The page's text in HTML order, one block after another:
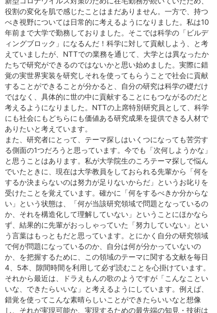
役割の変化を肌で感じたことはまだありません。一方で、持つ
べき視野については日常的に考えるようになりました。私は10
年前まで大学で勤務しておりました。そこでは科学の「ビルデ
ィングブロック」になるんだ！科学に対して貢献しよう、と考
えていましたが、NTTでの業務を通じて、大学とは異なったか
たちで研究ができるのではないかと思い始めました。実際に錯
覚の実世界実装を研究しそれを使ってもらうことで社会に貢献
することができることが分かると、自分の研究は科学の礎だけ
ではなく、具体的に世の中に貢献することにもつながるのだと
考えるようになりました。NTTの上席特別研究員として、科学
にも社会にもどちらにも価値ある研究成果を提供できる人材で
ありたいと考えています。
また、研究者にとって、テーマ探しはいくつになっても苦労す
る側面の1つだろうと思っています。今でも「次何しようかな」
と思うことはあります。私が大学院生のころテーマ探しで悩ん
でいたときに、現在は大学教員をしておられる先輩から「何を
するか決まらないのは努力が足りないからだ」というお叱りを
受けたことを覚えています。確かに「何をするべきか分からな
い」という状態は、「何が当該研究領域で問題となっているの
か、それを構造化して理解していない」ということにほかなら
ず、結果的に先輩がおっしゃっていた「努力していない」とい
う言葉はもっともだと思っています。とにかく自分の研究領域
で何が問題になっているのか、自分は何が分かっていないの
か、を把握するために、この領域のテーマに関する文献を毎日
4、5本、隙間時間を利用して必ず読むことを心掛けています。
それから最近は、ドラえもんの歌のようですが「こんなことい
いな、できたらいいな」と考えるようにしています。例えば、
錯覚を使ってこんな素晴らしいことができたらいいなと想像
し、それが実現可能か、実現するための最先端の知見・技術は